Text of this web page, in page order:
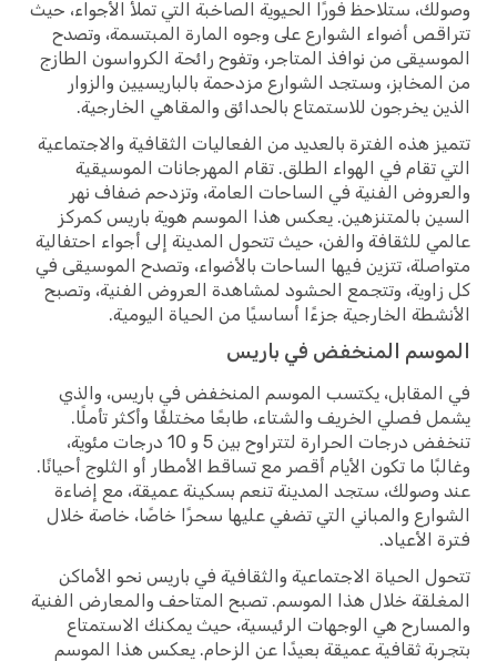
ستلاحظ فورًا الحيوية الصاخبة التي تملأ الأجواء، حيث
أضواء الشوارع على وجوه المارة المبتسمة، وتصدح
من نوافذ المتاجر، وتفوح رائحة الكرواسون الطازج
وستجد الشوارع مزدحمة بالباريسيين والزوار
يخرجون للاستمتاع بالحدائق والمقاهي الخارجية.
هذه الفترة بالعديد من الفعاليات الثقافية والاجتماعية
تقام في الهواء الطلق. تقام المهرجانات الموسيقية
الفنية في الساحات العامة، وتزدحم ضفاف نهر
بالمتنزهين. يعكس هذا الموسم هوية باريس كمركز
للثقافة والفن، حيث تتحول المدينة إلى أجواء احتفالية
تتزين فيها الساحات بالأضواء، وتصدح الموسيقى في
وتتجمع الحشود لمشاهدة العروض الفنية، وتصبح
الخارجية جزءًا أساسيًا من الحياة اليومية.
المنخفض في باريس
يكتسب الموسم المنخفض في باريس، والذي
فصلي الخريف والشتاء، طابعًا مختلفًا وأكثر تأملًا.
تنخفض درجات الحرارة لتتراوح بين 5 و 10 درجات مئوية،
ما تكون الأيام أقصر مع تساقط الأمطار أو الثلوج أحيانًا.
وصولك، ستجد المدينة تنعم بسكينة عميقة، مع إضاءة
والمباني التي تضفي عليها سحرًا خاصًا، خاصة خلال
الأعياد.
الحياة الاجتماعية والثقافية في باريس نحو الأماكن
خلال هذا الموسم. تصبح المتاحف والمعارض الفنية
هي الوجهات الرئيسية، حيث يمكنك الاستمتاع
ثقافية عميقة بعيدًا عن الزحام. يعكس هذا الموسم